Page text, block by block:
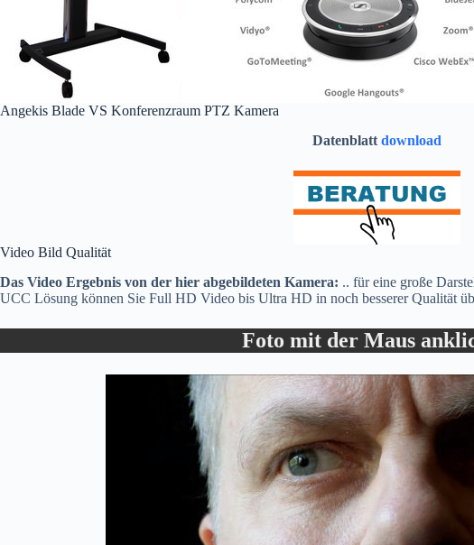
Angekis Blade VS Konferenzraum PTZ Kamera
Datenblatt download
Video Bild Qualität
Das Video Ergebnis von der hier abgebildeten Kamera: .. für eine große
UCC Lösung können Sie Full HD Video bis Ultra HD in noch besserer Qualität
Foto mit der Maus